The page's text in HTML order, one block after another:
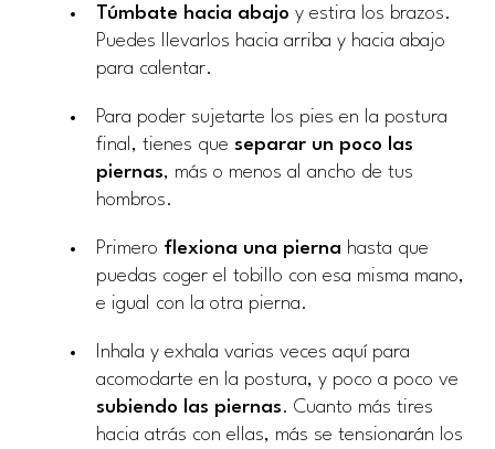
Túmbate hacia abajo y estira los brazos.
Puedes llevarlos hacia arriba y hacia abajo
para calentar.
Para poder sujetarte los pies en la postura
final, tienes que separar un poco las
piernas, más o menos al ancho de tus
hombros.
Primero flexiona una pierna hasta que
puedas coger el tobillo con esa misma mano,
e igual con la otra pierna.
Inhala y exhala varias veces aquí para
acomodarte en la postura, y poco a poco ve
subiendo las piernas. Cuanto más tires
hacia atrás con ellas, más se tensionarán los